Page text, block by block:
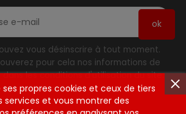
vous désinscrire à tout moment.
pour cela nos informations de
les conditions d'utilisation du site.
propres cookies et ceux de tiers
services et vous montrer des